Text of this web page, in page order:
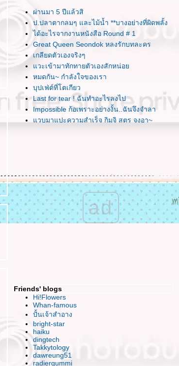
ผ่านมา 5 ปีแล้วสิ
ป.ปลาตากลมๆ และไม้น้ำ **บางอย่างที่ผิดพลั้ง
ได้อะไรจากงานหนังสือ Round # 1
Great Queen Seondok หลงรักบทละคร
เกลียดตัวเองจริงๆ
วะเข้ามาทักทายตัวเองสักหน่อ
หมดกัน~ กำลังใจของเรา
บุปเฟ่ต์ที่โตเกียว
Last for tear ! ฉันทำอะไรลงไป
Impossible ก้อเพราะอย่างงั้น..ฉันจึงจำลา
วบมาแปะความสำเร็จ กิมจิ สูตร จุงอา~
เสียใจ ..ใจเสียหา
ร้อนนัก พักกินหมากม่วงกันม๊า ?
ฮปปี้ สงกรานต์ค่า
เปิดซิง..งานศิลป์แห่ง 2ทศวรรษ
กับคำพร่ำบ่น ของหัวใจที่อ่อนแอ
กรธเรื่องไร..ข้าเจ้าไม่มีคำขอโทษหรอกนะ
ไปท่าเรือกันมั๊ย~ เที่ยวแบบ Adventure
ได้เวลาเล่นตัว Val's
Just Bored โหมดเบื่อวันพรุ่งนี้
ธ่..อิก.. ต่ำลงได้อีก
ตะหลิว กระทะ กะ ไฟสีน้ำเงิน (water minosa
wiz noodle)
ad
Friends' blogs
Hi!Flowers
Whan-famous
ปั้นเจ้าสำอาง
bright-star
haiku
dingtech
Takkytology
dawreung51
radiergummi